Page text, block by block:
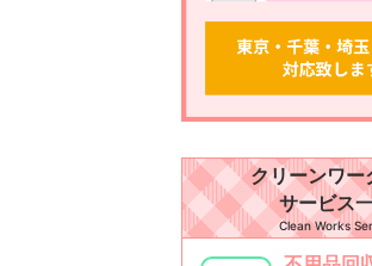
クリーンワー
サービス
Clean Works